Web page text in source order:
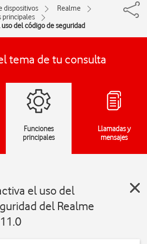
dispositivos
Realme
principales
del código de seguridad
tema de tu consulta
Funciones
principales
Llamadas y
mensajes
el uso del
del Realme